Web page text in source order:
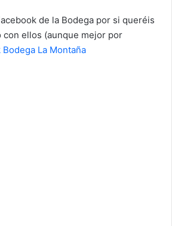
de la Bodega por si queréis
con ellos (aunque mejor por
Bodega La Montaña